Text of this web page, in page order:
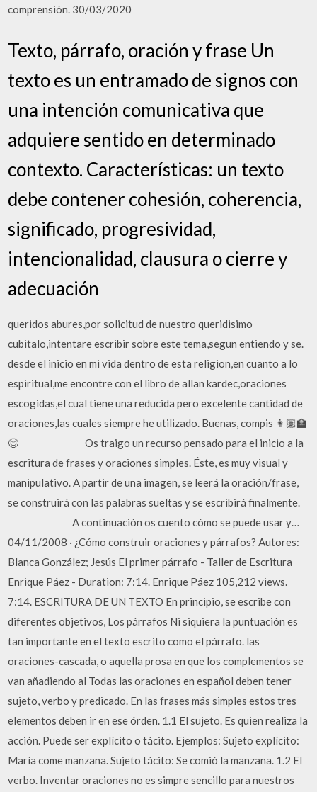
comprensión. 30/03/2020
Texto, párrafo, oración y frase Un
texto es un entramado de signos con
una intención comunicativa que
adquiere sentido en determinado
contexto. Características: un texto
debe contener cohesión, coherencia,
significado, progresividad,
intencionalidad, clausura o cierre y
adecuación
queridos abures,por solicitud de nuestro queridisimo
cubitalo,intentare escribir sobre este tema,segun entiendo y se.
desde el inicio en mi vida dentro de esta religion,en cuanto a lo
espiritual,me encontre con el libro de allan kardec,oraciones
escogidas,el cual tiene una reducida pero excelente cantidad de
oraciones,las cuales siempre he utilizado. Buenas, compis 👩🏽‍🏫
😊 ⠀⠀⠀⠀⠀⠀⠀⠀ Os traigo un recurso pensado para el inicio a la
escritura de frases y oraciones simples. Éste, es muy visual y
manipulativo. A partir de una imagen, se leerá la oración/frase,
se construirá con las palabras sueltas y se escribirá finalmente.
⠀⠀⠀⠀⠀⠀⠀⠀ A continuación os cuento cómo se puede usar y…
04/11/2008 · ¿Cómo construir oraciones y párrafos? Autores:
Blanca González; Jesús El primer párrafo - Taller de Escritura
Enrique Páez - Duration: 7:14. Enrique Páez 105,212 views.
7:14. ESCRITURA DE UN TEXTO En principio, se escribe con
diferentes objetivos, Los párrafos Ni siquiera la puntuación es
tan importante en el texto escrito como el párrafo. las
oraciones-cascada, o aquella prosa en que los complementos se
van añadiendo al Todas las oraciones en español deben tener
sujeto, verbo y predicado. En las frases más simples estos tres
elementos deben ir en ese órden. 1.1 El sujeto. Es quien realiza la
acción. Puede ser explícito o tácito. Ejemplos: Sujeto explícito:
María come manzana. Sujeto tácito: Se comió la manzana. 1.2 El
verbo. Inventar oraciones no es simpre sencillo para nuestros